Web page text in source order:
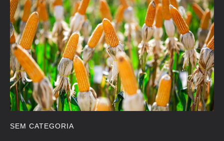
SEM CATEGORIA